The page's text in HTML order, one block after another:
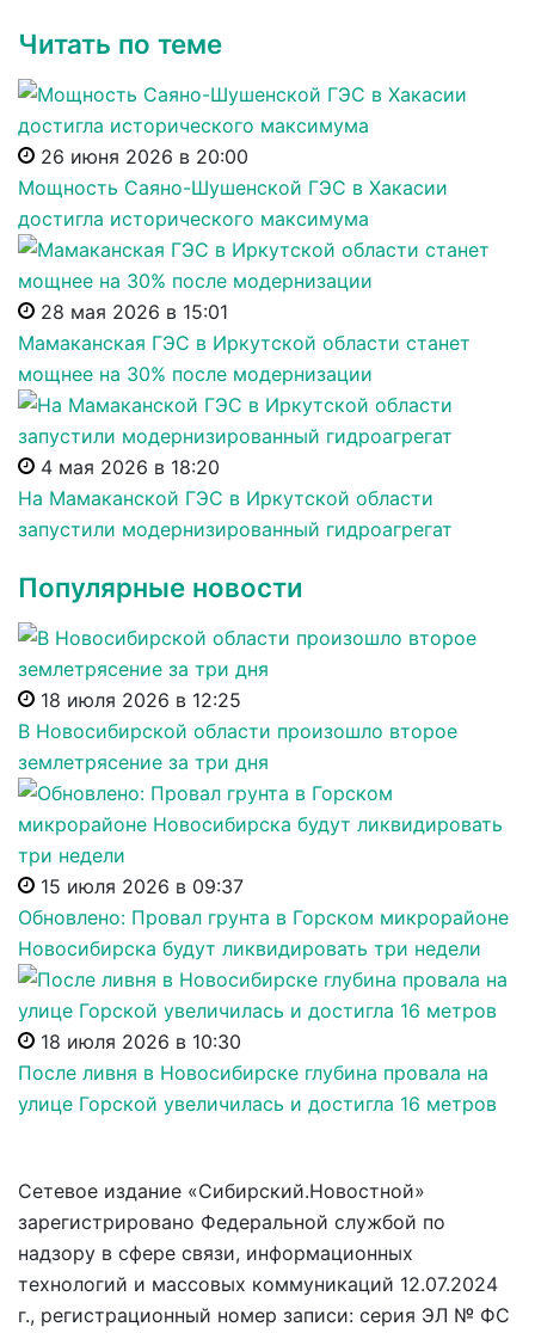
Читать по теме
26 июня 2026 в 20:00
Мощность Саяно-Шушенской ГЭС в Хакасии
достигла исторического максимума
28 мая 2026 в 15:01
Мамаканская ГЭС в Иркутской области станет
мощнее на 30% после модернизации
4 мая 2026 в 18:20
На Мамаканской ГЭС в Иркутской области
запустили модернизированный гидроагрегат
Популярные новости
18 июля 2026 в 12:25
В Новосибирской области произошло второе
землетрясение за три дня
15 июля 2026 в 09:37
Обновлено: Провал грунта в Горском микрорайоне
Новосибирска будут ликвидировать три недели
18 июля 2026 в 10:30
После ливня в Новосибирске глубина провала на
улице Горской увеличилась и достигла 16 метров
Сетевое издание «Сибирский.Новостной»
зарегистрировано Федеральной службой по
надзору в сфере связи, информационных
технологий и массовых коммуникаций 12.07.2024
г., регистрационный номер записи: серия ЭЛ № ФС